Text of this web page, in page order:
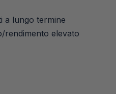
a lungo termine
rendimento elevato